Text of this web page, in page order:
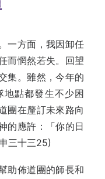
一方面，我因卸任
而惘然若失。回望
集。雖然，今年的
地點都發生不少困
團在釐訂未來路向
的應許：「你的日
三十三25)
助佈道團的師長和